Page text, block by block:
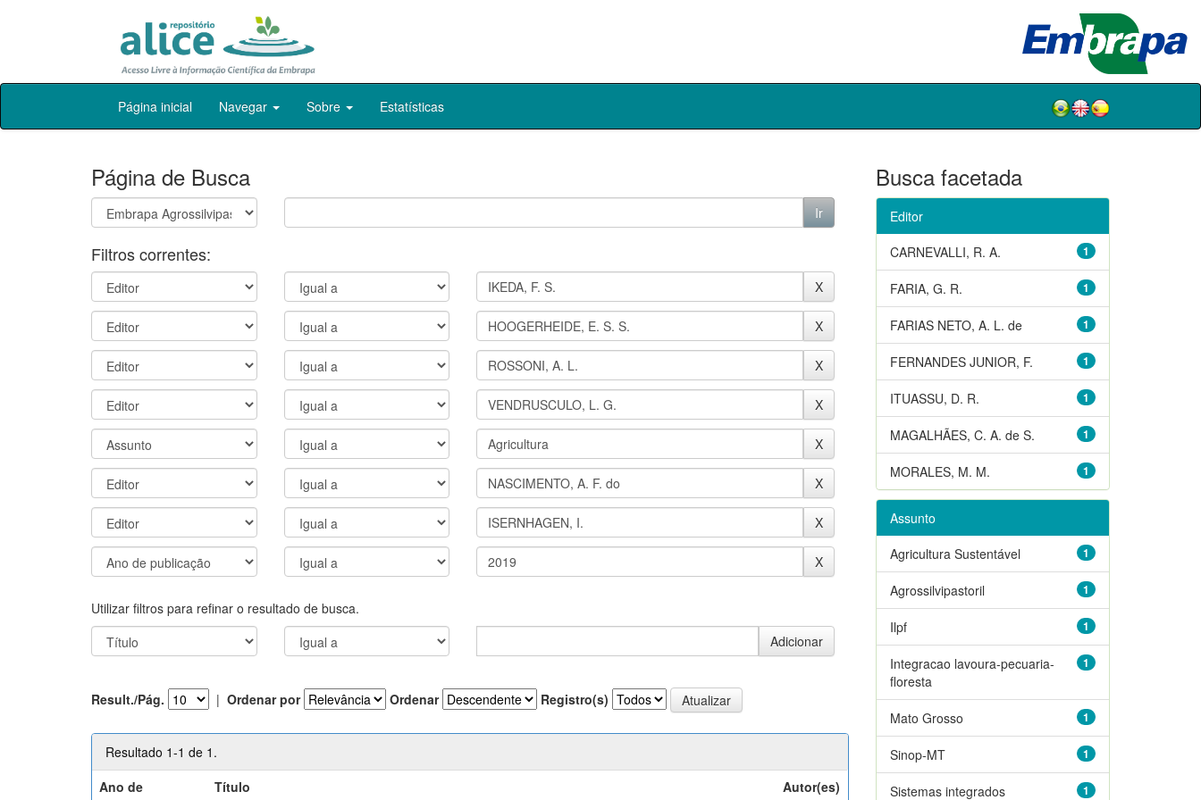
Skip
Página inicial Navegar Sobre Estatísticas
Página de Busca
Filtros correntes:
Utilizar filtros para refinar o resultado de busca.
Result./Pág. | Ordenar por Ordenar Registro(s)
Resultado 1-1 de 1.
Ano de
Título Autor(es)
Busca facetada
Editor
1
CARNEVALLI, R. A.
1
FARIA, G. R.
1
FARIAS NETO, A. L. de
1
FERNANDES JUNIOR, F.
1
ITUASSU, D. R.
1
MAGALHÃES, C. A. de S.
1
MORALES, M. M.
Assunto
1
Agricultura Sustentável
1
Agrossilvipastoril
1
Ilpf
1
Integracao lavoura-pecuaria-
floresta
1
Mato Grosso
1
Sinop-MT
1
Sistemas integrados